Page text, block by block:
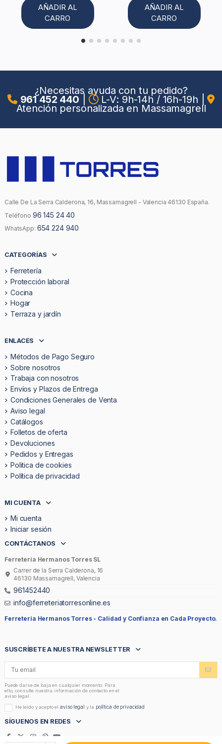
AÑADIR AL
CARRO
AÑADIR AL
CARRO
¿Necesitas ayuda con tu pedido?
961 452 440 L-V: 9h-14h / 16h-19h
Atención personalizada en Massamagrell
Calle De La Serra Calderona, 16, Massamagrell - Valencia 46130 España.
Teléfono 96 145 24 40
WhatsApp: 654 224 940
CATEGORÍAS
Ferretería
Protección laboral
Cocina
Hogar
Terraza y jardín
ENLACES
Métodos de Pago Seguro
Sobre nosotros
Trabaja con nosotros
Envíos y Plazos de Entrega
Condiciones Generales de Venta
Aviso legal
Catálogos
Folletos de oferta
Devoluciones
Pedidos y Entregas
Politica de cookies
Política de privacidad
MI CUENTA
Mi cuenta
Iniciar sesión
CONTÁCTANOS
Ferretería Hermanos Torres SL
Carrer de la Serra Calderona, 16
46130 Massamagrell, Valencia
961452440
info@ferreteriatorresonline.es
Ferretería Hermanos Torres - Calidad y Confianza en Cada Proyecto.
SUSCRÍBETE A NUESTRA NEWSLETTER
Puede darse de baja en cualquier momento. Para
ello, consulte nuestra información de contacto en el
aviso legal.
He leído y acepto elaviso legal y la política de privacidad
SÍGUENOS EN REDES